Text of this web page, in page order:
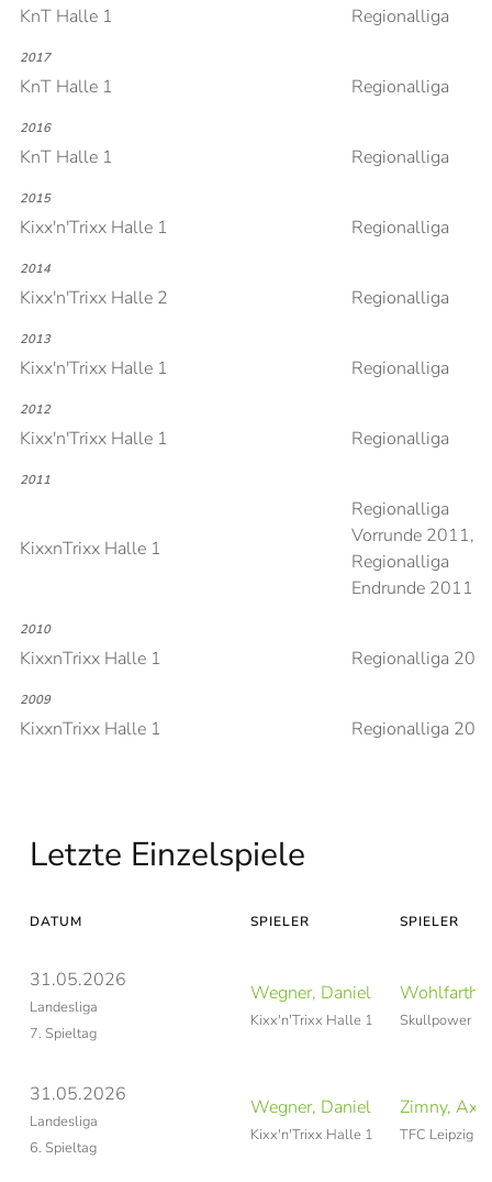
KnT Halle 1 Regionalliga
2017
KnT Halle 1 Regionalliga
2016
KnT Halle 1 Regionalliga
2015
Kixx'n'Trixx Halle 1 Regionalliga
2014
Kixx'n'Trixx Halle 2 Regionalliga
2013
Kixx'n'Trixx Halle 1 Regionalliga
2012
Kixx'n'Trixx Halle 1 Regionalliga
2011
KixxnTrixx Halle 1
Regionalliga
Vorrunde 2011,
Regionalliga
Endrunde 2011
2010
KixxnTrixx Halle 1 Regionalliga
2009
KixxnTrixx Halle 1 Regionalliga
Letzte Einzelspiele
DATUM SPIELER SPIELER
31.05.2026
Landesliga
7. Spieltag
Wegner, Daniel
Kixx'n'Trixx Halle 1
Wohlfarth,
Skullpower
31.05.2026
Landesliga
6. Spieltag
Wegner, Daniel
Kixx'n'Trixx Halle 1
Zimny, Axel
TFC Leipzig 2